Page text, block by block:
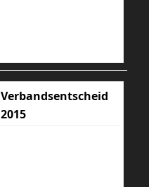
Verbandsentscheid
2015